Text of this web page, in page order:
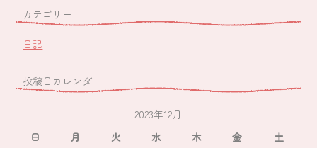
カテゴリー
日記
投稿日カレンダー
2023年12月
日
月 火 水 木 金 土